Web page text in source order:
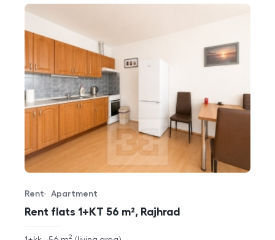
Rent flats 1+KT 56 m², Rajhrad
Offer type
Rent
Property type
Apartment
2